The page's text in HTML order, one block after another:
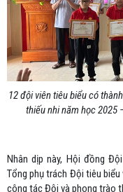
12 đội viên tiêu biểu có
thiếu nhi năm học 2025
Nhân dịp này, Hội đồng
Tổng phụ trách Đội tiêu
công tác Đội và phong trào